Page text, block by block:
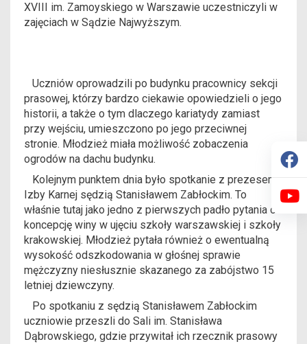
XVIII im. Zamoyskiego w Warszawie uczestniczyli w
zajęciach w Sądzie Najwyższym.
Uczniów oprowadzili po budynku pracownicy sekcji
prasowej, którzy bardzo ciekawie opowiedzieli o jego
historii, a także o tym dlaczego kariatydy zamiast
przy wejściu, umieszczono po jego przeciwnej
stronie. Młodzież miała możliwość zobaczenia
ogrodów na dachu budynku.
Kolejnym punktem dnia było spotkanie z prezesem
Izby Karnej sędzią Stanisławem Zabłockim. To
właśnie tutaj jako jedno z pierwszych padło pytania o
koncepcję winy w ujęciu szkoły warszawskiej i szkoły
krakowskiej. Młodzież pytała również o ewentualną
wysokość odszkodowania w głośnej sprawie
mężczyzny niesłusznie skazanego za zabójstwo 15
letniej dziewczyny.
Po spotkaniu z sędzią Stanisławem Zabłockim
uczniowie przeszli do Sali im. Stanisława
Dąbrowskiego, gdzie przywitał ich rzecznik prasowy